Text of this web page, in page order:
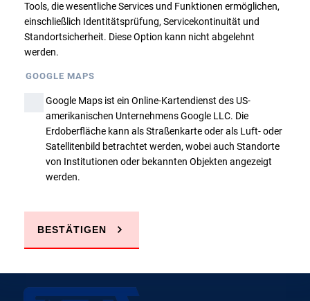
Zurück
Sie haben Fragen?
E-MAIL SCHREIBEN
Tools, die wesentliche Services und Funktionen ermöglichen,
einschließlich Identitätsprüfung, Servicekontinuität und
Standortsicherheit. Diese Option kann nicht abgelehnt
werden.
GOOGLE MAPS
Google Maps ist ein Online-Kartendienst des US-
amerikanischen Unternehmens Google LLC. Die
Erdoberfläche kann als Straßenkarte oder als Luft- oder
Satellitenbild betrachtet werden, wobei auch Standorte
von Institutionen oder bekannten Objekten angezeigt
werden.
BESTÄTIGEN